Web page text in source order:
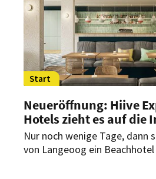
Start
Neueröffnung: Hiive
Hotels zieht es auf die
Nur noch wenige Tage, dann
von Langeoog ein